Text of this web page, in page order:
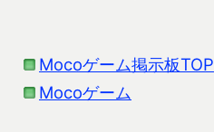
Mocoゲーム掲示板TOP
Mocoゲーム